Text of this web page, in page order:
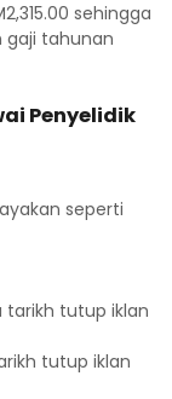
sehingga
gaji tahunan
Penyelidik
seperti
tarikh tutup iklan
tutup iklan